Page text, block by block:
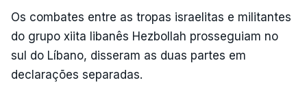
Os combates entre as tropas israelitas e militantes
do grupo xiita libanês Hezbollah prosseguiam no
sul do Líbano, disseram as duas partes em
declarações separadas.